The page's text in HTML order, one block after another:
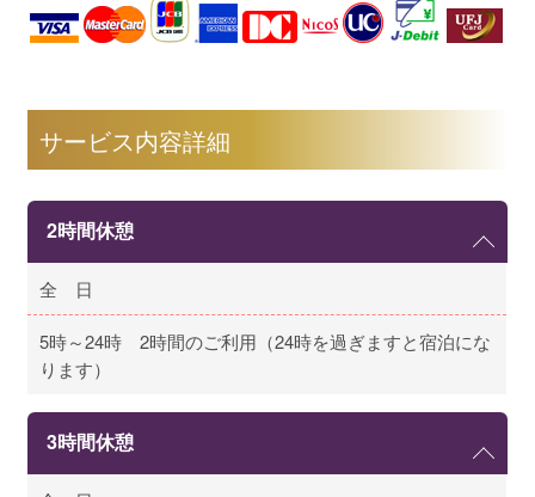
サービス内容詳細
2時間休憩
全 日
5時～24時 2時間のご利用（24時を過ぎますと宿泊にな
ります）
3時間休憩